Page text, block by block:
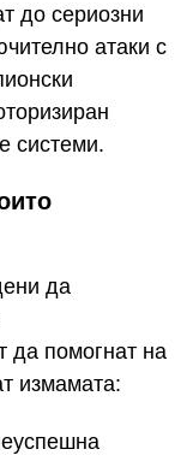
до сериозни
атаки с
системи.
да
да помогнат на
измамата: